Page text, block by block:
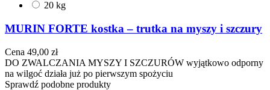
20 kg
MURIN FORTE kostka – trutka na myszy i szczury
Cena 49,00 zł
DO ZWALCZANIA MYSZY I SZCZURÓW wyjątkowo odporny
na wilgoć działa już po pierwszym spożyciu
Sprawdź podobne produkty